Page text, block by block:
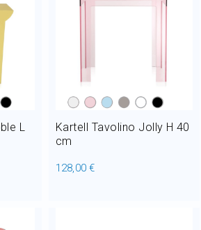
L
Kartell Tavolino Jolly H 40
cm
128,00 €